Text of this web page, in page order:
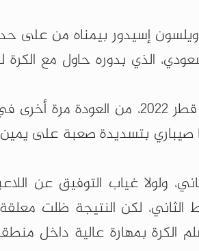
ويلسون إسيدور بيمناه من على
الهلال السعودي، الذي بدوره حاول مع
وقبل أن يُطلق الحكم صافرة نهاية الشوط الأول، تمكن رابع مونديال قطر 2022،
صيباري بتسديدة صعبة على
ولولا غياب التوفيق عن
الثاني، لكن النتيجة ظلت
بمهارة عالية داخل منطقة